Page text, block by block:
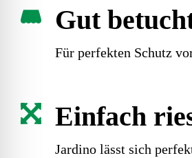
Gut
Für perfekten Schutz
Einfach
Jardino lässt sich